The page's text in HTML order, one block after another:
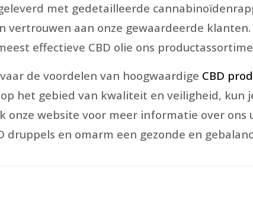
met gedetailleerde
aan onze gewaardeerde
effectieve CBD olie ons
de voordelen van hoogwaardige CBD
het gebied van kwaliteit en veiligheid, kun
onze website voor meer informatie over
druppels en omarm een gezonde en